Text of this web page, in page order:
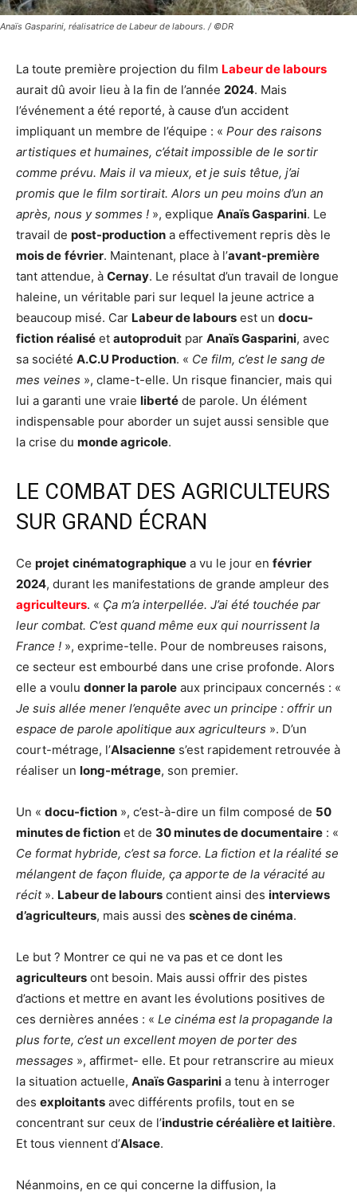
Anaïs Gasparini, réalisatrice de Labeur de labours. / ©DR
La toute première projection du film Labeur de labours
aurait dû avoir lieu à la fin de l’année 2024. Mais
l’événement a été reporté, à cause d’un accident
impliquant un membre de l’équipe : « Pour des raisons
artistiques et humaines, c’était impossible de le sortir
comme prévu. Mais il va mieux, et je suis têtue, j’ai
promis que le film sortirait. Alors un peu moins d’un an
après, nous y sommes ! », explique Anaïs Gasparini. Le
travail de post-production a effectivement repris dès le
mois de février. Maintenant, place à l’avant-première
tant attendue, à Cernay. Le résultat d’un travail de longue
haleine, un véritable pari sur lequel la jeune actrice a
beaucoup misé. Car Labeur de labours est un docu-
fiction réalisé et autoproduit par Anaïs Gasparini, avec
sa société A.C.U Production. « Ce film, c’est le sang de
mes veines », clame-t-elle. Un risque financier, mais qui
lui a garanti une vraie liberté de parole. Un élément
indispensable pour aborder un sujet aussi sensible que
la crise du monde agricole.
LE COMBAT DES AGRICULTEURS
SUR GRAND ÉCRAN
Ce projet cinématographique a vu le jour en février
2024, durant les manifestations de grande ampleur des
agriculteurs. « Ça m’a interpellée. J’ai été touchée par
leur combat. C’est quand même eux qui nourrissent la
France ! », exprime-telle. Pour de nombreuses raisons,
ce secteur est embourbé dans une crise profonde. Alors
elle a voulu donner la parole aux principaux concernés : «
Je suis allée mener l’enquête avec un principe : offrir un
espace de parole apolitique aux agriculteurs ». D’un
court-métrage, l’Alsacienne s’est rapidement retrouvée à
réaliser un long-métrage, son premier.
Un « docu-fiction », c’est-à-dire un film composé de 50
minutes de fiction et de 30 minutes de documentaire : «
Ce format hybride, c’est sa force. La fiction et la réalité se
mélangent de façon fluide, ça apporte de la véracité au
récit». Labeur de labours contient ainsi des interviews
d’agriculteurs, mais aussi des scènes de cinéma.
Le but ? Montrer ce qui ne va pas et ce dont les
agriculteurs ont besoin. Mais aussi offrir des pistes
d’actions et mettre en avant les évolutions positives de
ces dernières années : « Le cinéma est la propagande la
plus forte, c’est un excellent moyen de porter des
messages », affirmet- elle. Et pour retranscrire au mieux
la situation actuelle, Anaïs Gasparini a tenu à interroger
des exploitants avec différents profils, tout en se
concentrant sur ceux de l’industrie céréalière et laitière.
Et tous viennent d’Alsace.
Néanmoins, en ce qui concerne la diffusion, la